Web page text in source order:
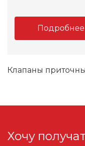
Подробнее
Клапаны
Хочу